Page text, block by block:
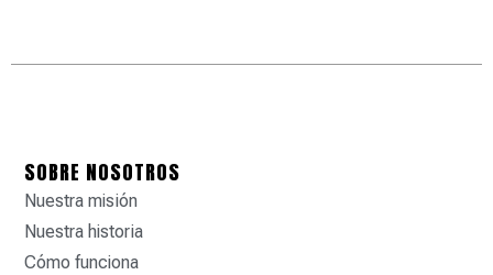
SOBRE NOSOTROS
Nuestra misión
Nuestra historia
Cómo funciona